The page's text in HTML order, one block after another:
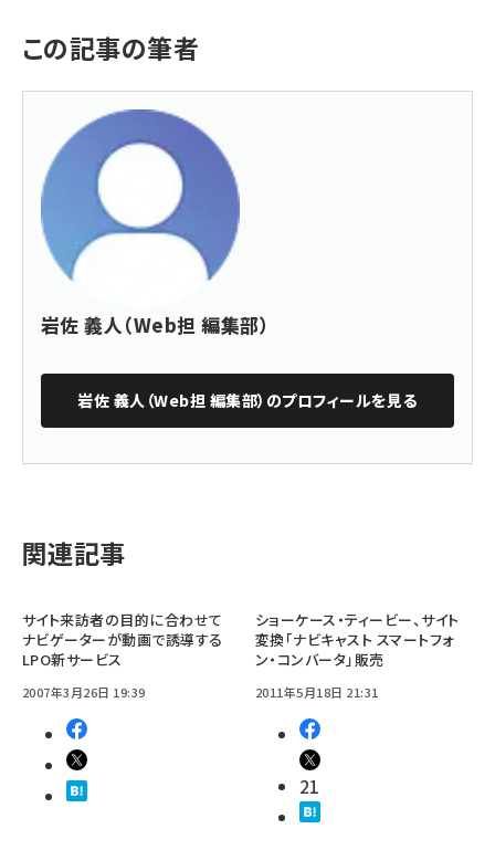
この記事の筆者
岩佐 義人（Web担 編集部）
岩佐 義人（Web担 編集部） のプロフィールを見る
関連記事
サイト来訪者の目的に合わせて
ナビゲーターが動画で誘導する
LPO新サービス
2007年3月26日 19:39
ショーケース・ティービー、サイト
変換「ナビキャスト スマートフォ
ン・コンバータ」販売
2011年5月18日 21:31
21